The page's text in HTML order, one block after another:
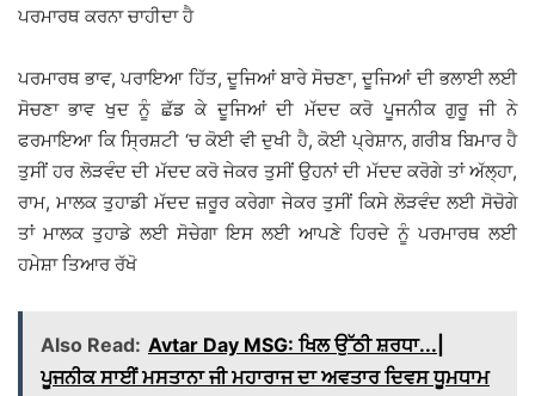
ਪਰਮਾਰਥ ਕਰਨਾ ਚਾਹੀਦਾ ਹੈ
ਪਰਮਾਰਥ ਭਾਵ, ਪਰਾਇਆ ਹਿੱਤ, ਦੂਜਿਆਂ ਬਾਰੇ ਸੋਚਣਾ, ਦੂਜਿਆਂ ਦੀ ਭਲਾਈ ਲਈ
ਸੋਚਣਾ ਭਾਵ ਖੁਦ ਨੂੰ ਛੱਡ ਕੇ ਦੂਜਿਆਂ ਦੀ ਮੱਦਦ ਕਰੋ ਪੂਜਨੀਕ ਗੁਰੂ ਜੀ ਨੇ
ਫਰਮਾਇਆ ਕਿ ਸ੍ਰਿਸ਼ਟੀ ‘ਚ ਕੋਈ ਵੀ ਦੁਖੀ ਹੈ, ਕੋਈ ਪ੍ਰੇਸ਼ਾਨ, ਗਰੀਬ ਬਿਮਾਰ ਹੈ
ਤੁਸੀਂ ਹਰ ਲੋੜਵੰਦ ਦੀ ਮੱਦਦ ਕਰੋ ਜੇਕਰ ਤੁਸੀਂ ਉਹਨਾਂ ਦੀ ਮੱਦਦ ਕਰੋਗੇ ਤਾਂ ਅੱਲ੍ਹਾ,
ਰਾਮ, ਮਾਲਕ ਤੁਹਾਡੀ ਮੱਦਦ ਜ਼ਰੂਰ ਕਰੇਗਾ ਜੇਕਰ ਤੁਸੀਂ ਕਿਸੇ ਲੋੜਵੰਦ ਲਈ ਸੋਚੋਗੇ
ਤਾਂ ਮਾਲਕ ਤੁਹਾਡੇ ਲਈ ਸੋਚੇਗਾ ਇਸ ਲਈ ਆਪਣੇ ਹਿਰਦੇ ਨੂੰ ਪਰਮਾਰਥ ਲਈ
ਹਮੇਸ਼ਾ ਤਿਆਰ ਰੱਖੋ
Also Read: Avtar Day MSG: ਖਿਲ ਉੱਠੀ ਸ਼ਰਧਾ...|
ਪੂਜਨੀਕ ਸਾਈਂ ਮਸਤਾਨਾ ਜੀ ਮਹਾਰਾਜ ਦਾ ਅਵਤਾਰ ਦਿਵਸ ਧੂਮਧਾਮ